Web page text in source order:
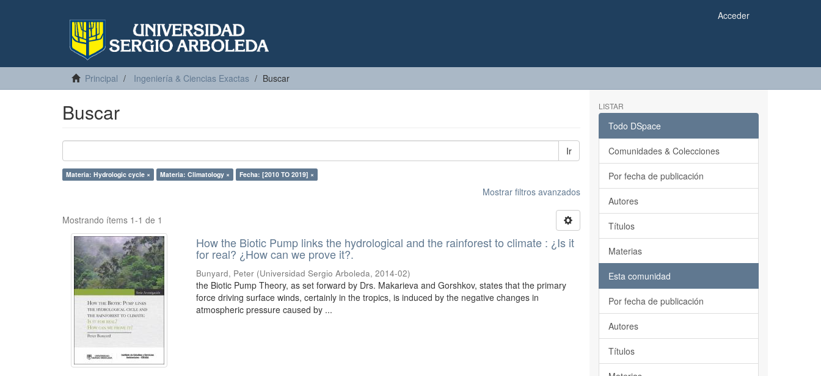
Acceder
Principal Ingeniería & Ciencias Exactas Buscar
Buscar
Ir
Materia: Hydrologic cycle × Materia: Climatology × Fecha: [2010 TO 2019] ×
Mostrar filtros avanzados
Mostrando ítems 1-1 de 1
How the Biotic Pump links the hydrological and the rainforest to climate : ¿Is it
for real? ¿How can we prove it?.
Bunyard, Peter (Universidad Sergio Arboleda,2014-02)
the Biotic Pump Theory, as set forward by Drs. Makarieva and Gorshkov, states that the primary
force driving surface winds, certainly in the tropics, is induced by the negative changes in
atmospheric pressure caused by ...
LISTAR
Todo DSpace
Comunidades & Colecciones
Por fecha de publicación
Autores
Títulos
Materias
Esta comunidad
Por fecha de publicación
Autores
Títulos